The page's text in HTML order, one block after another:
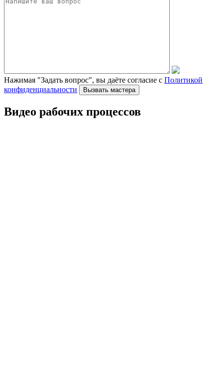
Нажимая "Задать вопрос", вы даёте согласие с Политикой
конфиденциальности
Видео рабочих процессов